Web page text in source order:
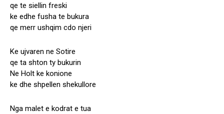
qe te siellin freski
ke edhe fusha te bukura
qe merr ushqim cdo njeri
Ke ujvaren ne Sotire
qe ta shton ty bukurin
Ne Holt ke konione
ke dhe shpellen shekullore
Nga malet e kodrat e tua